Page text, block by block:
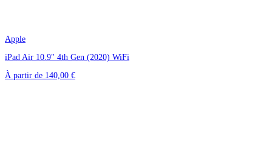
Apple
iPad Air 10.9" 4th Gen (2020) WiFi
À partir de 140,00 €